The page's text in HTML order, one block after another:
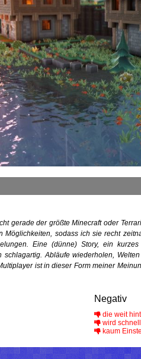
gerade der größte Minecraft oder
Möglichkeiten, sodass ich sie recht
Eine (dünne) Story, ein
schlagartig. Abläufe wiederholen,
ist in dieser Form meiner
Negativ
die weit
wird
kaum